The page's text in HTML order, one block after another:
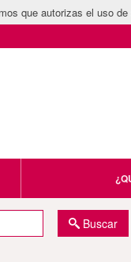
que autorizas el uso
Buscar